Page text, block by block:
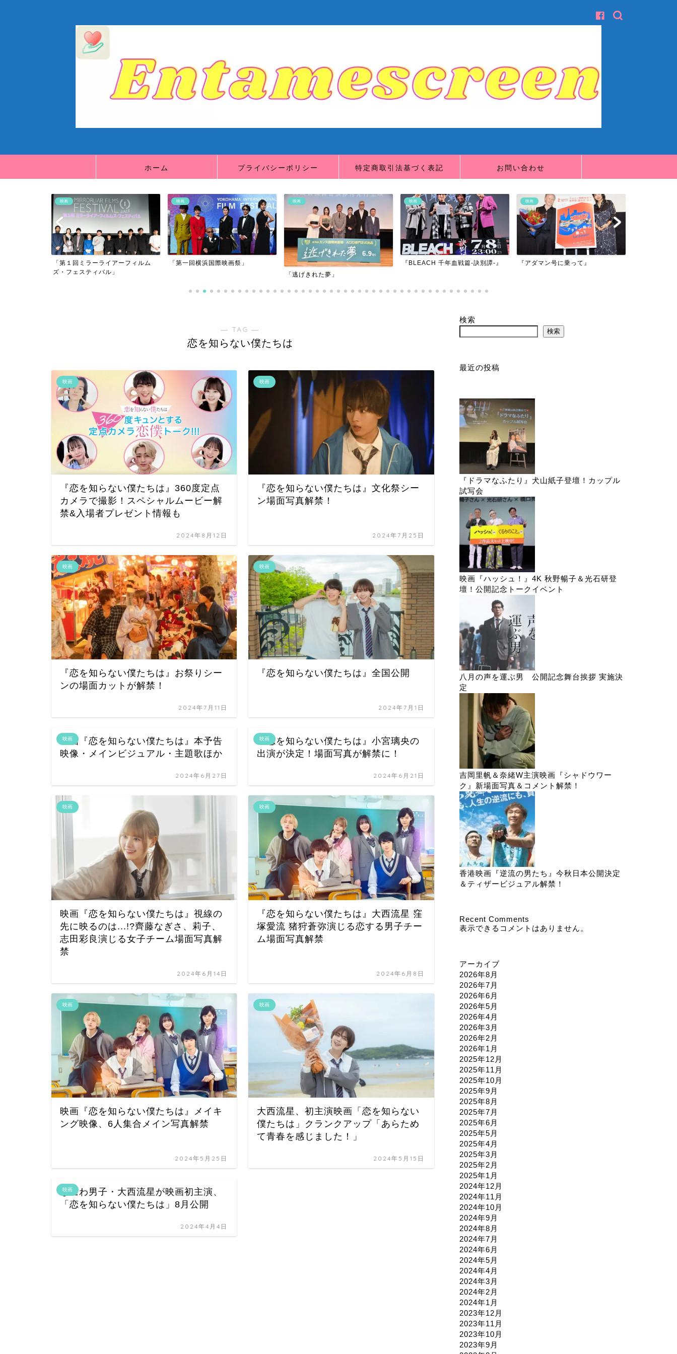
ホーム プライバシーポリシー 特定商取引法基づく表記 お問い合わせ
映画
「第一回横浜国際映画祭」
映画 映画
『BLEACH 千年血戦篇-訣別譚-』
映画
『アダマン号に乗って』
映画
『バイオハザード：デスアイラン
― TAG ―
恋を知らない僕たちは
映画
『恋を知らない僕たちは』360度定点
カメラで撮影！スペシャルムービー解
禁&入場者プレゼント情報も
2024年8月12日
映画
『恋を知らない僕たちは』文化祭シー
ン場面写真解禁！
2024年7月25日
映画
『恋を知らない僕たちは』お祭りシー
ンの場面カットが解禁！
2024年7月11日
映画
『恋を知らない僕たちは』全国公開
2024年7月1日
映画
映画『恋を知らない僕たちは』本予告
映像・メインビジュアル・主題歌ほか
2024年6月27日
映画
『恋を知らない僕たちは』小宮璃央の
出演が決定！場面写真が解禁に！
2024年6月21日
映画
映画『恋を知らない僕たちは』視線の
先に映るのは...!?齊藤なぎさ、莉子、
志田彩良演じる女子チーム場面写真解
禁
2024年6月14日
映画
『恋を知らない僕たちは』大西流星 窪
塚愛流 猪狩蒼弥演じる恋する男子チー
ム場面写真解禁
2024年6月8日
映画
映画『恋を知らない僕たちは』メイキ
ング映像、6人集合メイン写真解禁
2024年5月25日
映画
大西流星、初主演映画「恋を知らない
僕たちは」クランクアップ「あらため
て青春を感じました！」
2024年5月15日
映画
なにわ男子・大西流星が映画初主演、
「恋を知らない僕たちは」8月公開
2024年4月4日
検索
検索
最近の投稿
『ドラマなふたり』犬山紙子登壇！カップル
試写会
映画『ハッシュ！』4K 秋野暢子＆光石研登
壇！公開記念トークイベント
八月の声を運ぶ男 公開記念舞台挨拶 実施決
定
吉岡里帆＆奈緒W主演映画『シャドウワー
ク』新場面写真＆コメント解禁！
香港映画『逆流の男たち』今秋日本公開決定
＆ティザービジュアル解禁！
Recent Comments
表示できるコメントはありません。
アーカイブ
2026年8月
2026年7月
2026年6月
2026年5月
2026年4月
2026年3月
2026年2月
2026年1月
2025年12月
2025年11月
2025年10月
2025年9月
2025年8月
2025年7月
2025年6月
2025年5月
2025年4月
2025年3月
2025年2月
2025年1月
2024年12月
2024年11月
2024年10月
2024年9月
2024年8月
2024年7月
2024年6月
2024年5月
2024年4月
2024年3月
2024年2月
2024年1月
2023年12月
2023年11月
2023年10月
2023年9月